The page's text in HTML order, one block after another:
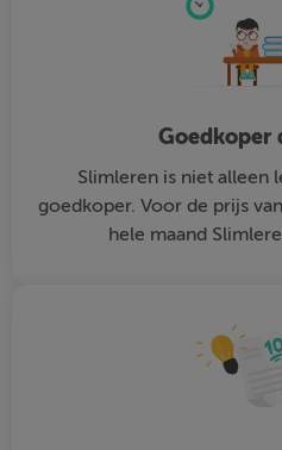
Goedkoper
Slimleren is niet alleen
goedkoper. Voor de prijs
hele maand